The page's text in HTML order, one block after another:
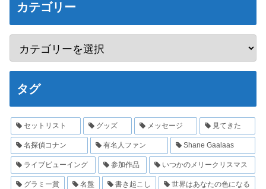
カテゴリー
タグ
セットリスト グッズ メッセージ 見てきた
名探偵コナン 有名人ファン Shane Gaalaas
ライブビューイング 参加作品 いつかのメリークリスマス
グラミー賞 名盤 書き起こし 世界はあなたの色になる